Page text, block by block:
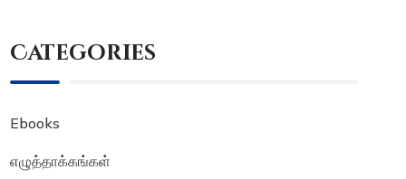
Categories
Ebooks
எழுத்தாக்கங்கள்